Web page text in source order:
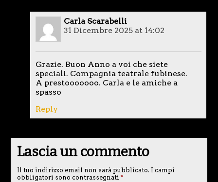
Carla Scarabelli
31 Dicembre 2025 at 14:02
Grazie. Buon Anno a voi che siete
speciali. Compagnia teatrale fubinese.
A prestooooooo. Carla e le amiche a
spasso
Reply
Lascia un commento
Il tuo indirizzo email non sarà pubblicato. I campi
obbligatori sono contrassegnati *